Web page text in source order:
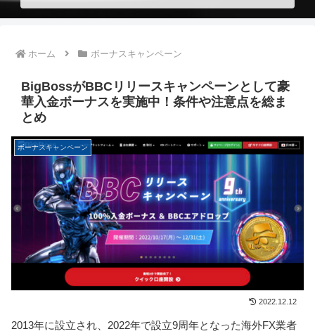
ホーム ボーナスキャンペーン
BigBossがBBCリリースキャンペーンとして豪
華入金ボーナスを実施中！条件や注意点を総ま
とめ
ボーナスキャンペーン
2022.12.12
2013年に設立され、2022年で設立9周年となった海外FX業者